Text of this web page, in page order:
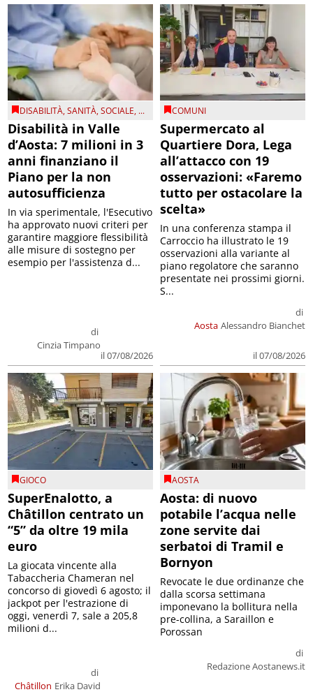
DISABILITÀ,SANITÀ,SOCIALE, ...
Disabilità in Valle
d’Aosta: 7 milioni in 3
anni finanziano il
Piano per la non
autosufficienza
di
Cinzia Timpano
il 07/08/2026
In via sperimentale, l'Esecutivo
ha approvato nuovi criteri per
garantire maggiore flessibilità
alle misure di sostegno per
esempio per l'assistenza d...
COMUNI
Supermercato al
Quartiere Dora, Lega
all’attacco con 19
osservazioni: «Faremo
tutto per ostacolare la
scelta»
Aosta
di
Alessandro Bianchet
il 07/08/2026
In una conferenza stampa il
Carroccio ha illustrato le 19
osservazioni alla variante al
piano regolatore che saranno
presentate nei prossimi giorni.
S...
GIOCO
SuperEnalotto, a
Châtillon centrato un
“5” da oltre 19 mila
euro
Châtillon
di
Erika David
La giocata vincente alla
Tabaccheria Chameran nel
concorso di giovedì 6 agosto; il
jackpot per l'estrazione di
oggi, venerdì 7, sale a 205,8
milioni d...
AOSTA
Aosta: di nuovo
potabile l’acqua nelle
zone servite dai
serbatoi di Tramil e
Bornyon
di
Redazione Aostanews.it
Revocate le due ordinanze che
dalla scorsa settimana
imponevano la bollitura nella
pre-collina, a Saraillon e
Porossan